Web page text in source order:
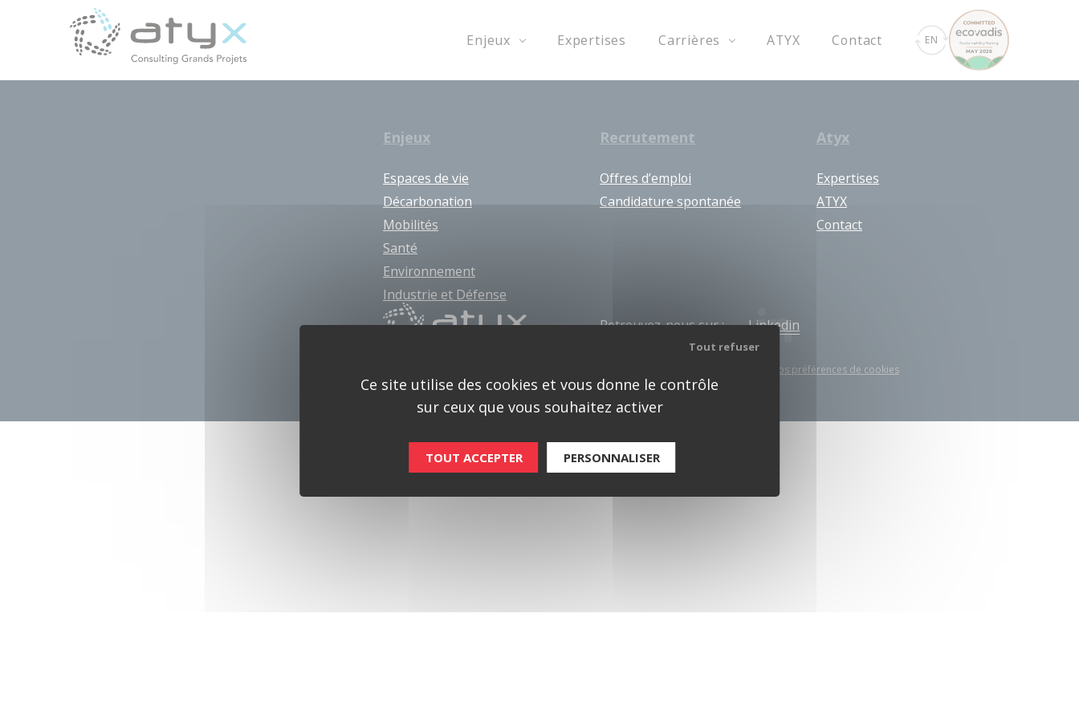
Enjeux Expertises Carrières ATYX Contact EN
Enjeux
Espaces de vie
Décarbonation
Mobilités
Santé
Environnement
Industrie et Défense
Recrutement
Offres d’emploi
Candidature spontanée
Atyx
Expertises
ATYX
Contact
Retrouvez-nous sur : Linkedin
Gérez vos préférences de cookies
Panneau de gestion des cookies
Ce site utilise des cookies et vous donne le contrôle
sur ceux que vous souhaitez activer
TOUT ACCEPTER
Tout refuser
PERSONNALISER